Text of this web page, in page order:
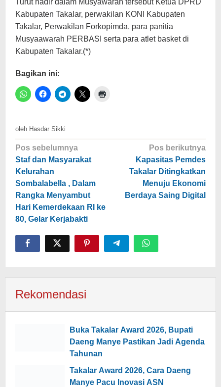
Kabupaten Takalar, perwakilan KONI Kabupaten
Takalar, Perwakilan Forkopimda, para panitia
Musyaawarah PERBASI serta para atlet basket di
Kabupaten Takalar.(*)
Bagikan ini:
oleh Hasdar Sikki
Navigasi
pos
Pos sebelumnya
Staf dan Masyarakat
Kelurahan
Sombalabella , Dalam
Rangka Menyambut
Hari Kemerdekaan RI ke
80, Gelar Kerjabakti
Pos berikutnya
Kapasitas Pemdes
Takalar Ditingkatkan
Menuju Ekonomi
Berdaya Saing Digital
Rekomendasi
Buka Takalar Award 2026, Bupati
Daeng Manye Pastikan Jadi Agenda
Tahunan
Takalar Award 2026, Cara Daeng
Manye Pacu Inovasi ASN